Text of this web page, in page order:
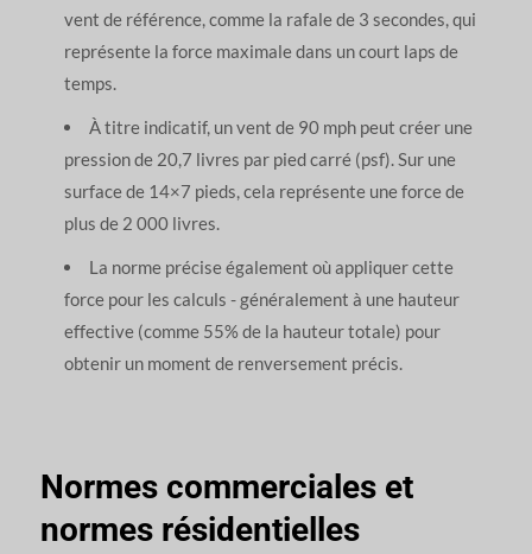
vent de référence, comme la rafale de 3 secondes, qui
représente la force maximale dans un court laps de
temps.
À titre indicatif, un vent de 90 mph peut créer une
pression de 20,7 livres par pied carré (psf). Sur une
surface de 14×7 pieds, cela représente une force de
plus de 2 000 livres.
La norme précise également où appliquer cette
force pour les calculs - généralement à une hauteur
effective (comme 55% de la hauteur totale) pour
obtenir un moment de renversement précis.
Normes commerciales et
normes résidentielles